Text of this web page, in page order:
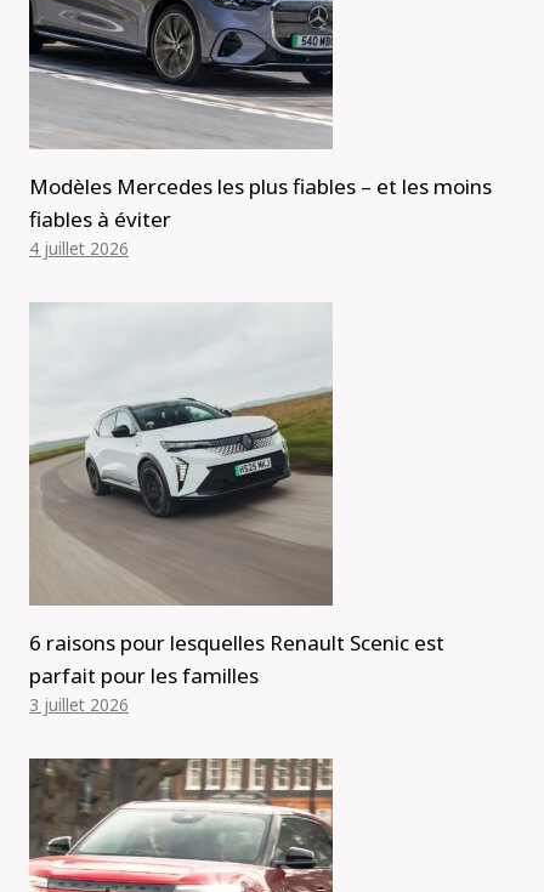
Modèles Mercedes les plus fiables – et les moins
fiables à éviter
4 juillet 2026
6 raisons pour lesquelles Renault Scenic est
parfait pour les familles
3 juillet 2026